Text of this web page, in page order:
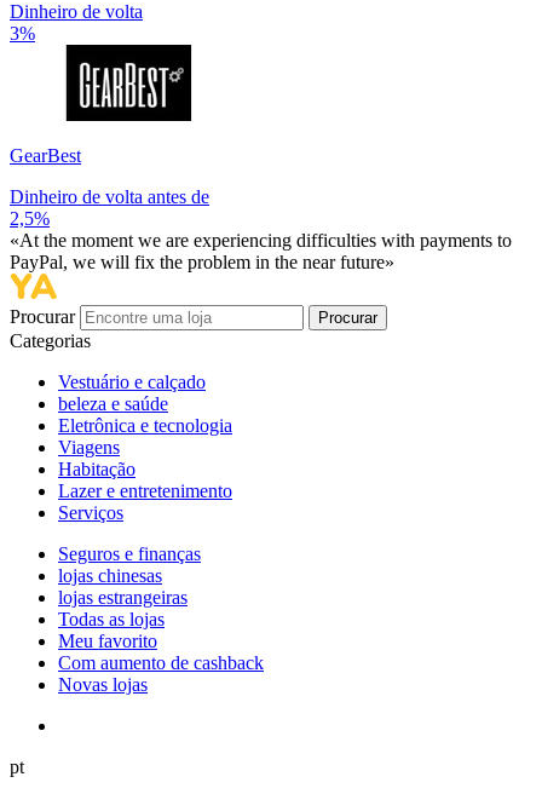
Dinheiro de volta
3%
GearBest
Dinheiro de volta antes de
2,5%
«At the moment we are experiencing difficulties with payments to
PayPal, we will fix the problem in the near future»
Procurar Procurar
Categorias
Vestuário e calçado
beleza e saúde
Eletrônica e tecnologia
Viagens
Habitação
Lazer e entretenimento
Serviços
Seguros e finanças
lojas chinesas
lojas estrangeiras
Todas as lojas
Meu favorito
Com aumento de cashback
Novas lojas
pt